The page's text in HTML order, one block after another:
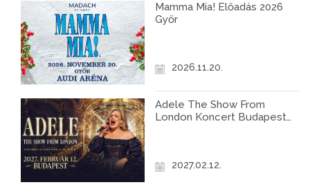
Mamma Mia! Előadás 2026
Győr
2026.11.20.
Adele The Show From
London Koncert Budapest
2027.02.12.